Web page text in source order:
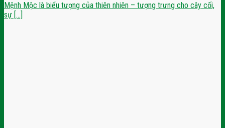
Mệnh Mộc là biểu tượng của thiên nhiên – tượng trưng cho cây cối,
sự [...]